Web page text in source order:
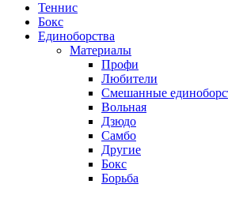
Теннис
Бокс
Единоборства
Материалы
Профи
Любители
Смешанные
Вольная
Дзюдо
Самбо
Другие
Бокс
Борьба